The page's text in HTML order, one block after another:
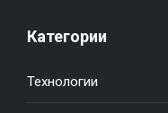
Категории
Технологии